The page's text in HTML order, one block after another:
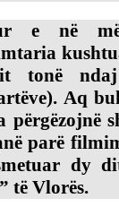
e në
tonë ndaj
Aq
përgëzojnë
parë
dy
të Vlorës.